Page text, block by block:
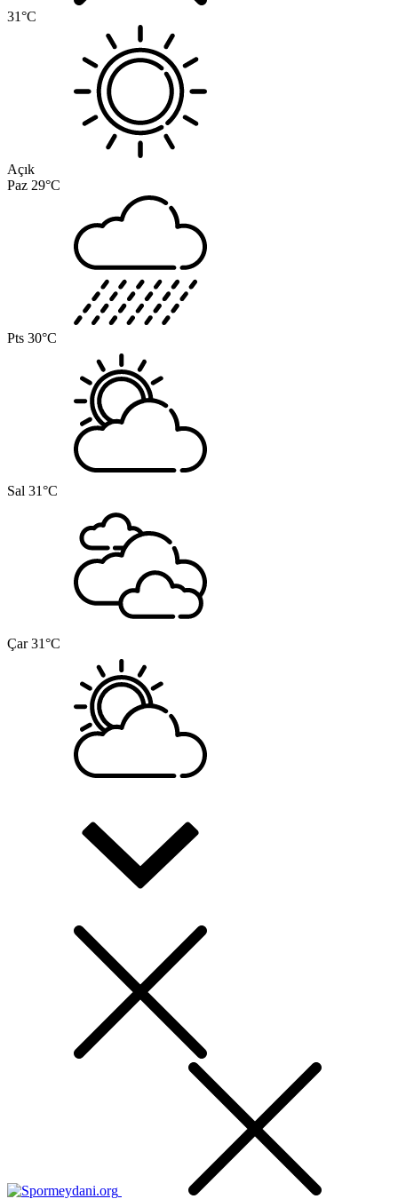
31°C
Açık
Paz 29°C
Pts 30°C
Sal 31°C
Çar 31°C